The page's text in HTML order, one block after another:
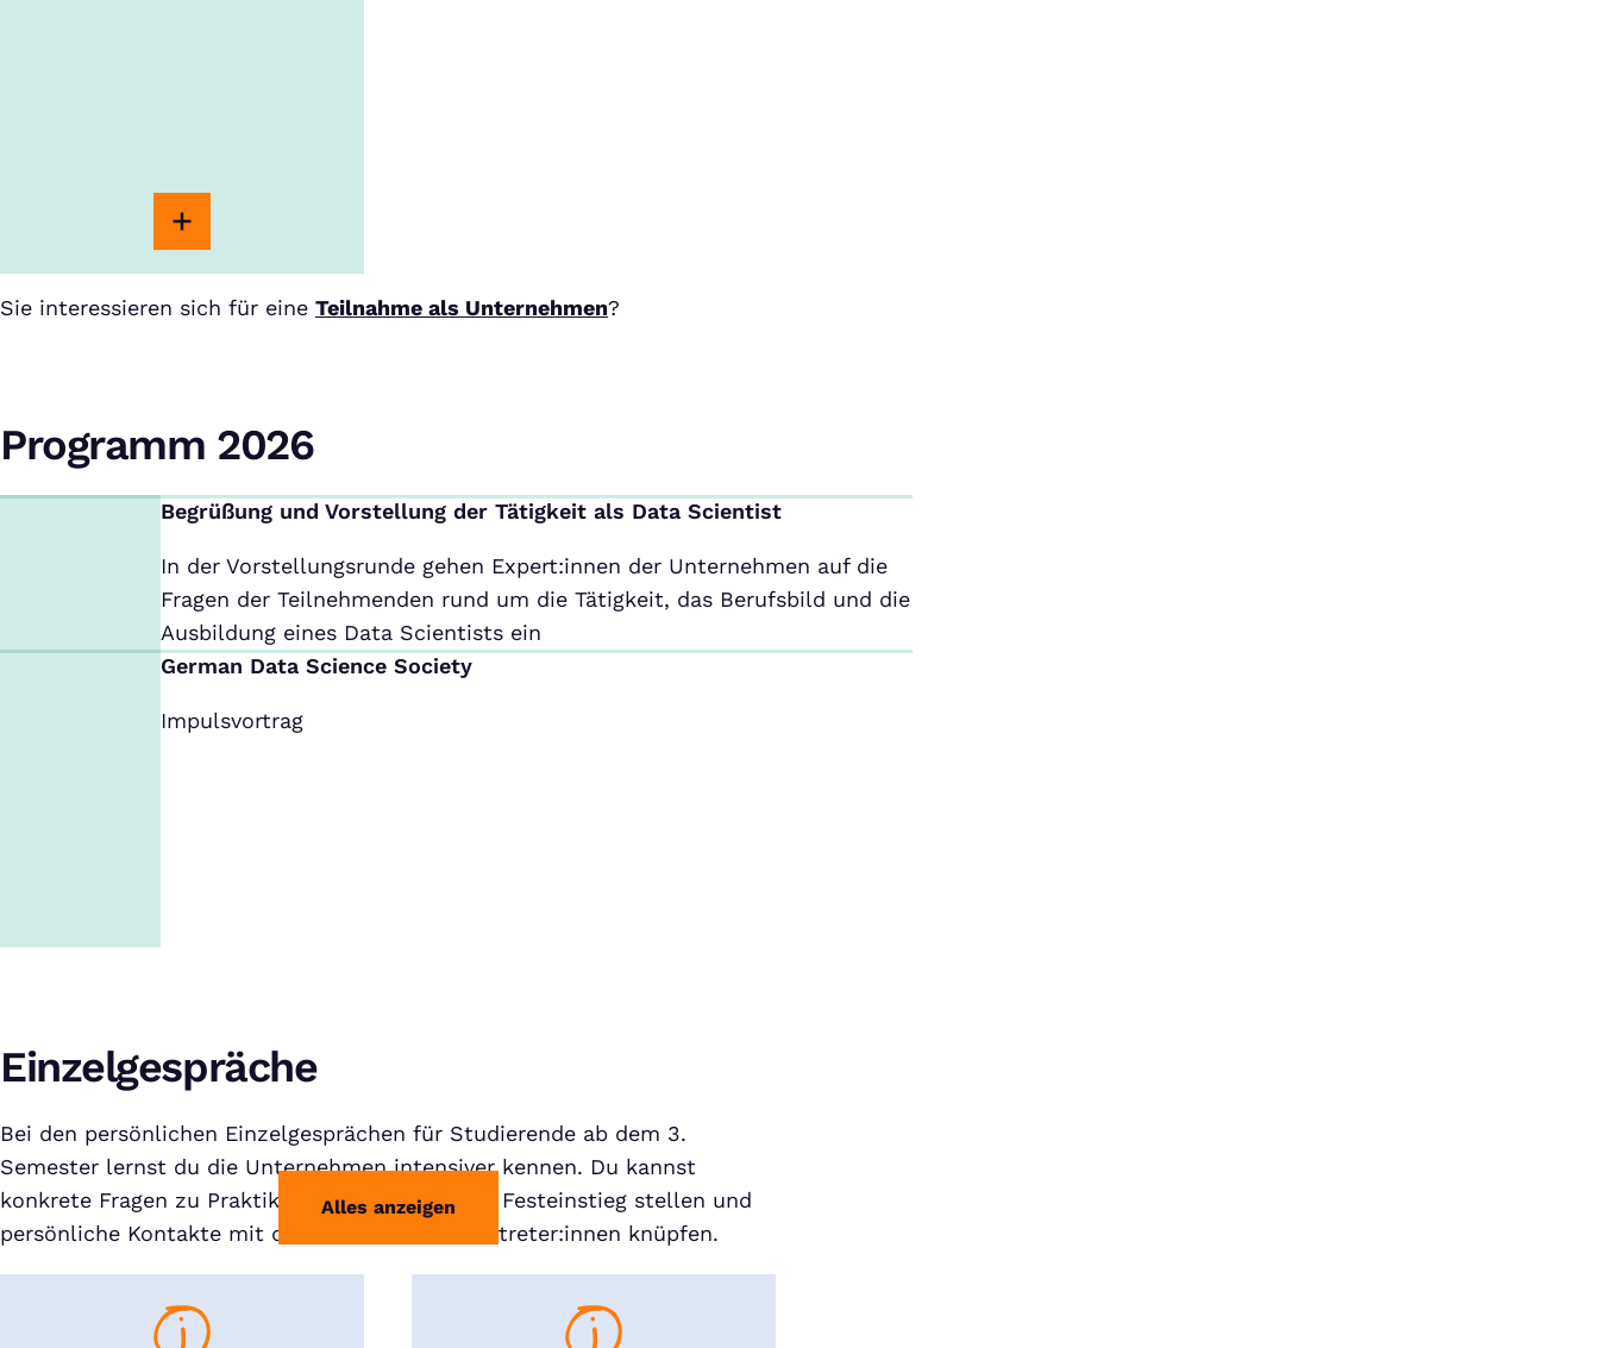
Sie interessieren sich für eine Teilnahme als Unternehmen?
Programm 2026
Begrüßung und Vorstellung der Tätigkeit als Data Scientist
In der Vorstellungsrunde gehen Expert:innen der Unternehmen auf die
Fragen der Teilnehmenden rund um die Tätigkeit, das Berufsbild und die
Ausbildung eines Data Scientists ein
German Data Science Society
Impulsvortrag
Alles anzeigen
Einzelgespräche
Bei den persönlichen Einzelgesprächen für Studierende ab dem 3.
Semester lernst du die Unternehmen intensiver kennen. Du kannst
konkrete Fragen zu Praktika, Werkstudium oder Festeinstieg stellen und
persönliche Kontakte mit den Unternehmensvertreter:innen knüpfen.